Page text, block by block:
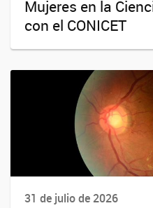
Mujeres en la
con el CONICET
31 de julio de 2026